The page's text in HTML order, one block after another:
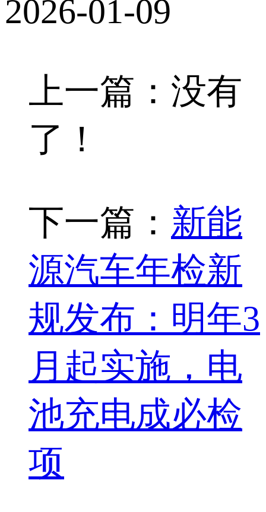
2026-01-09
上一篇：没有
了！
下一篇： 新能
源汽车年检新
规发布：明年3
月起实施，电
池充电成必检
项